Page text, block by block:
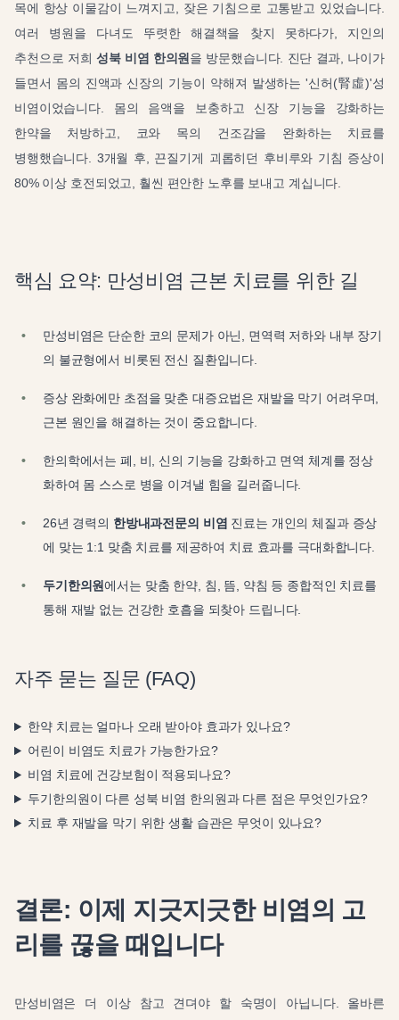
목에 항상 이물감이 느껴지고, 잦은 기침으로 고통받고 있었습니다.
여러 병원을 다녀도 뚜렷한 해결책을 찾지 못하다가, 지인의
추천으로 저희 성북 비염 한의원 을 방문했습니다. 진단 결과, 나이가
들면서 몸의 진액과 신장의 기능이 약해져 발생하는 '신허(腎虛)'성
비염이었습니다. 몸의 음액을 보충하고 신장 기능을 강화하는
한약을 처방하고, 코와 목의 건조감을 완화하는 치료를
병행했습니다. 3개월 후, 끈질기게 괴롭히던 후비루와 기침 증상이
80% 이상 호전되었고, 훨씬 편안한 노후를 보내고 계십니다.
핵심 요약: 만성비염 근본 치료를 위한 길
만성비염은 단순한 코의 문제가 아닌, 면역력 저하와 내부 장기
의 불균형에서 비롯된 전신 질환입니다.
증상 완화에만 초점을 맞춘 대증요법은 재발을 막기 어려우며,
근본 원인을 해결하는 것이 중요합니다.
한의학에서는 폐, 비, 신의 기능을 강화하고 면역 체계를 정상
화하여 몸 스스로 병을 이겨낼 힘을 길러줍니다.
26년 경력의 한방내과전문의 비염 진료는 개인의 체질과 증상
에 맞는 1:1 맞춤 치료를 제공하여 치료 효과를 극대화합니다.
두기한의원에서는 맞춤 한약, 침, 뜸, 약침 등 종합적인 치료를
통해 재발 없는 건강한 호흡을 되찾아 드립니다.
자주 묻는 질문 (FAQ)
한약 치료는 얼마나 오래 받아야 효과가 있나요?
어린이 비염도 치료가 가능한가요?
비염 치료에 건강보험이 적용되나요?
두기한의원이 다른 성북 비염 한의원과 다른 점은 무엇인가요?
치료 후 재발을 막기 위한 생활 습관은 무엇이 있나요?
결론: 이제 지긋지긋한 비염의 고
리를 끊을 때입니다
만성비염은 더 이상 참고 견뎌야 할 숙명이 아닙니다. 올바른